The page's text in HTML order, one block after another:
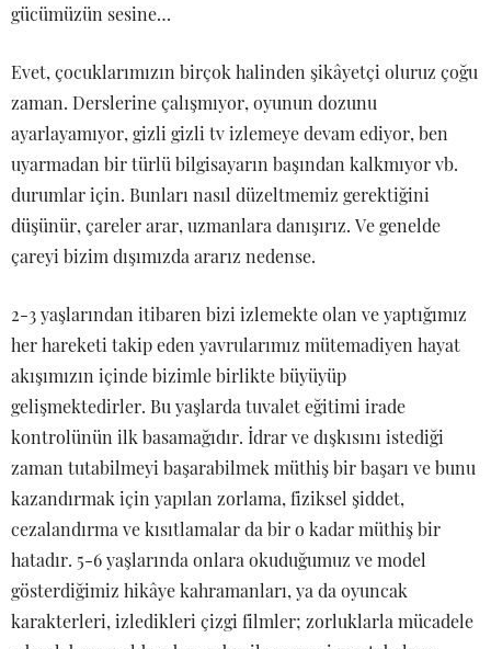
gücümüzün sesine…
Evet, çocuklarımızın birçok halinden şikâyetçi oluruz çoğu
zaman. Derslerine çalışmıyor, oyunun dozunu
ayarlayamıyor, gizli gizli tv izlemeye devam ediyor, ben
uyarmadan bir türlü bilgisayarın başından kalkmıyor vb.
durumlar için. Bunları nasıl düzeltmemiz gerektiğini
düşünür, çareler arar, uzmanlara danışırız. Ve genelde
çareyi bizim dışımızda ararız nedense.
2-3 yaşlarından itibaren bizi izlemekte olan ve yaptığımız
her hareketi takip eden yavrularımız mütemadiyen hayat
akışımızın içinde bizimle birlikte büyüyüp
gelişmektedirler. Bu yaşlarda tuvalet eğitimi irade
kontrolünün ilk basamağıdır. İdrar ve dışkısını istediği
zaman tutabilmeyi başarabilmek müthiş bir başarı ve bunu
kazandırmak için yapılan zorlama, fiziksel şiddet,
cezalandırma ve kısıtlamalar da bir o kadar müthiş bir
hatadır. 5-6 yaşlarında onlara okuduğumuz ve model
gösterdiğimiz hikâye kahramanları, ya da oyuncak
karakterleri, izledikleri çizgi filmler; zorluklarla mücadele